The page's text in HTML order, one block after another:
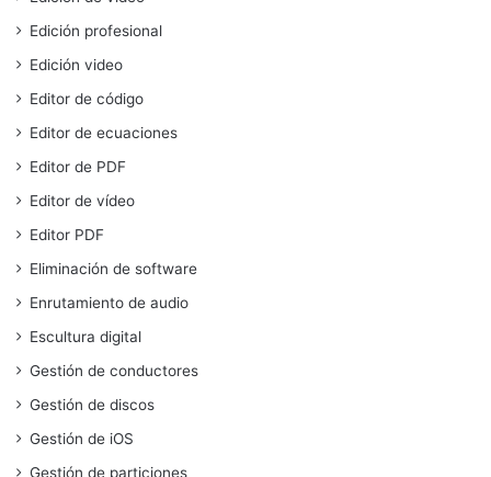
Edición profesional
Edición video
Editor de código
Editor de ecuaciones
Editor de PDF
Editor de vídeo
Editor PDF
Eliminación de software
Enrutamiento de audio
Escultura digital
Gestión de conductores
Gestión de discos
Gestión de iOS
Gestión de particiones